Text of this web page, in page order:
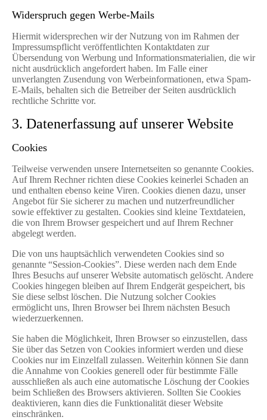
Widerspruch gegen Werbe-Mails
Hiermit widersprechen wir der Nutzung von im Rahmen der
Impressumspflicht veröffentlichten Kontaktdaten zur
Übersendung von Werbung und Informationsmaterialien, die wir
nicht ausdrücklich angefordert haben. Im Falle einer
unverlangten Zusendung von Werbeinformationen, etwa Spam-
E-Mails, behalten sich die Betreiber der Seiten ausdrücklich
rechtliche Schritte vor.
3. Datenerfassung auf unserer Website
Cookies
Teilweise verwenden unsere Internetseiten so genannte Cookies.
Auf Ihrem Rechner richten diese Cookies keinerlei Schaden an
und enthalten ebenso keine Viren. Cookies dienen dazu, unser
Angebot für Sie sicherer zu machen und nutzerfreundlicher
sowie effektiver zu gestalten. Cookies sind kleine Textdateien,
die von Ihrem Browser gespeichert und auf Ihrem Rechner
abgelegt werden.
Die von uns hauptsächlich verwendeten Cookies sind so
genannte “Session-Cookies”. Diese werden nach dem Ende
Ihres Besuchs auf unserer Website automatisch gelöscht. Andere
Cookies hingegen bleiben auf Ihrem Endgerät gespeichert, bis
Sie diese selbst löschen. Die Nutzung solcher Cookies
ermöglicht uns, Ihren Browser bei Ihrem nächsten Besuch
wiederzuerkennen.
Sie haben die Möglichkeit, Ihren Browser so einzustellen, dass
Sie über das Setzen von Cookies informiert werden und diese
Cookies nur im Einzelfall zulassen. Weiterhin können Sie dann
die Annahme von Cookies generell oder für bestimmte Fälle
ausschließen als auch eine automatische Löschung der Cookies
beim Schließen des Browsers aktivieren. Sollten Sie Cookies
deaktivieren, kann dies die Funktionalität dieser Website
einschränken.